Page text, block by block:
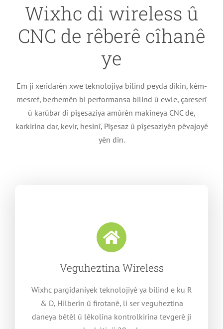
Wixhc di wireless û
CNC de rêberê cîhanê
ye
Em ji xerîdarên xwe teknolojiya bilind peyda dikin, kêm-
mesref, berhemên bi performansa bilind û ewle, çareserî
û karûbar di pîşesaziya amûrên makîneya CNC de,
karkirina dar, kevir, hesinî, Pîşesaz û pîşesaziyên pêvajoyê
yên din.
Veguheztina Wireless
Wixhc pargîdaniyek teknolojiyê ya bilind e ku R
& D, Hilberîn û firotanê, li ser veguheztina
daneya bêtêl û lêkolîna kontrolkirina tevgerê ji